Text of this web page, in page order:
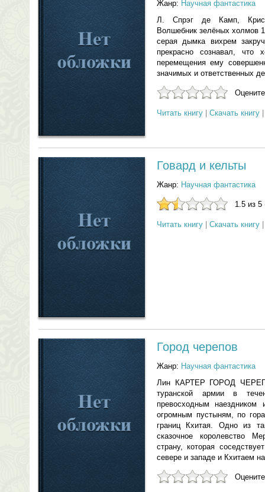
Жанр: Научная фантастика
Л. Спрэг де Камп,
Волшебник зелёных холмов
серая дымка вихрем
прекрасно сознавал,
перемещения ему
значимых и ответственных
Читать книгу Скачать книгу
Говард и кельты
Жанр: Научная фантастика
1.5 из 5
Читать книгу Скачать книгу
Город черепов
Жанр: Научная фантастика
Лин КАРТЕР ГОРОД
туранской армии в
превосходным
огромным пустыням, по
границ Кхитая. Одно из
сказочное королевство
страну, которая
севере и западе и Кхитаем